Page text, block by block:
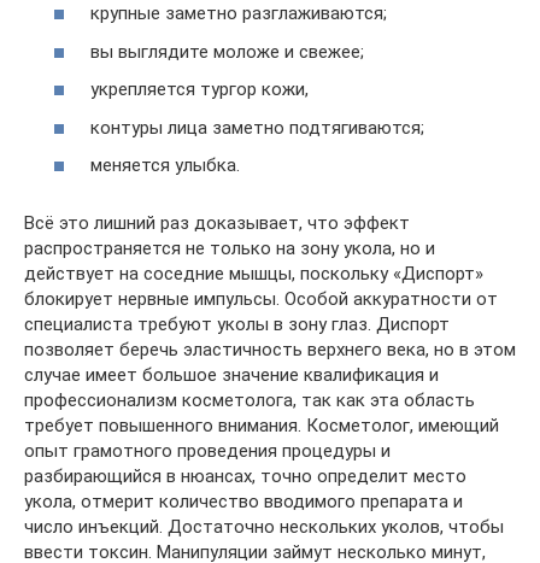
крупные заметно разглаживаются;
вы выглядите моложе и свежее;
укрепляется тургор кожи,
контуры лица заметно подтягиваются;
меняется улыбка.
Всё это лишний раз доказывает, что эффект
распространяется не только на зону укола, но и
действует на соседние мышцы, поскольку «Диспорт»
блокирует нервные импульсы. Особой аккуратности от
специалиста требуют уколы в зону глаз. Диспорт
позволяет беречь эластичность верхнего века, но в этом
случае имеет большое значение квалификация и
профессионализм косметолога, так как эта область
требует повышенного внимания. Косметолог, имеющий
опыт грамотного проведения процедуры и
разбирающийся в нюансах, точно определит место
укола, отмерит количество вводимого препарата и
число инъекций. Достаточно нескольких уколов, чтобы
ввести токсин. Манипуляции займут несколько минут,